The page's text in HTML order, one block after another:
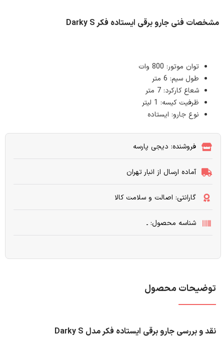
مشخصات فنی جارو برقی ایستاده فکر Darky S
توان موتور: 800 وات
طول سیم: 6 متر
شعاع کارکرد: 7 متر
ظرفیت کیسه: 1 لیتر
نوع جارو: ایستاده
فروشنده: دیجی پارسه
آماده ارسال از انبار تهران
گارانتی: اصالت و سلامت کالا
شناسه محصول: ـ
توضیحات محصول
نقد و بررسی جارو برقی ایستاده فکر مدل Darky S